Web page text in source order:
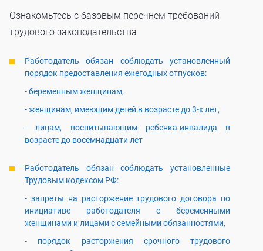
Ознакомьтесь с базовым перечнем требований
трудового законодательства
Работодатель обязан соблюдать установленный
порядок предоставления ежегодных отпусков:
- беременным женщинам,
- женщинам, имеющим детей в возрасте до 3-х лет,
- лицам, воспитывающим ребенка-инвалида в
возрасте до восемнадцати лет
Работодатель обязан соблюдать установленные
Трудовым кодексом РФ:
- запреты на расторжение трудового договора по
инициативе работодателя с беременными
женщинами и лицами с семейными обязанностями,
- порядок расторжения срочного трудового